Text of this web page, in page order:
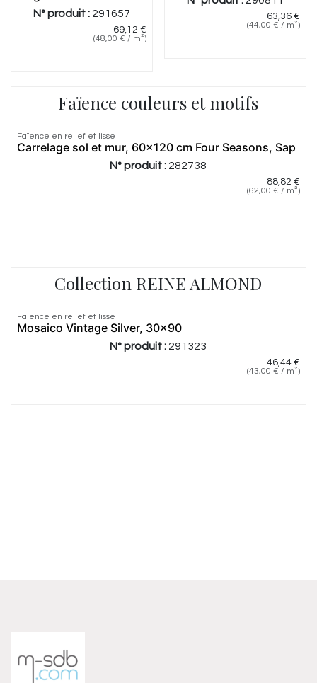
N° produit : 291657
69,12 €
(48,00 € / m²)
63,36€
(44,00 € / m²)
Faïence couleurs et motifs
Faïence en relief et lisse
Carrelage sol et mur, 60x120 cm Four Seasons, Sap
N° produit : 282738
88,82 €
(62,00 € / m²)
Collection REINE ALMOND
Faïence en relief et lisse
Mosaico Vintage Silver, 30x90
N° produit : 291323
46,44€
(43,00 € / m²)